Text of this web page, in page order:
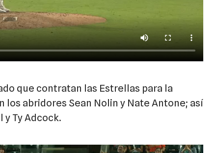
que contratan las Estrellas para la
los abridores Sean Nolin y Nate Antone; así
Ty Adcock.